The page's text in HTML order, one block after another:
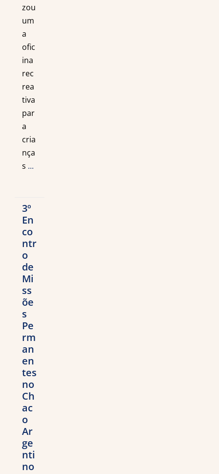
zou
um
a
ofic
ina
rec
rea
tiva
par
a
cria
nça
s ...
3º
En
co
ntr
o
de
Mi
ss
õe
s
Pe
rm
an
en
tes
no
Ch
ac
o
Ar
ge
nti
no